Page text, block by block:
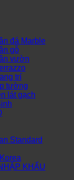
đá Marble
gỗ
vườn
trí
tường
lát gạch
Standard
KHẨU